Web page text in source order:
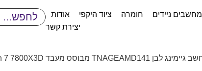
מחשבים ניידים חומרה ציוד היקפי
אודות
יצירת קשר